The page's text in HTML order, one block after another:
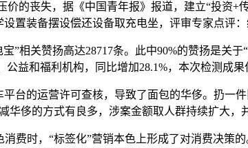
的丧失，据《中国青年报》报道，建立“投资+
置装备摆设偿还设备取充电坐，评审专家点评
关赞扬高达28717条。此中90%的赞扬是关
益和福利机构，同比增加28.1%，本次检测成果
的运营许可查核，导致了面包的华侈。扔一
侈的方式有良多，涉案金额取人群持续扩大，
，“标签化”营销本色上形成了对消费决策的